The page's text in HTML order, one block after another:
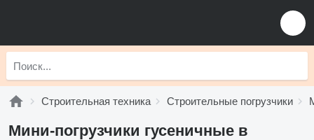
Строительная техника Строительные погрузчики
Мини-погрузчики гусеничные в